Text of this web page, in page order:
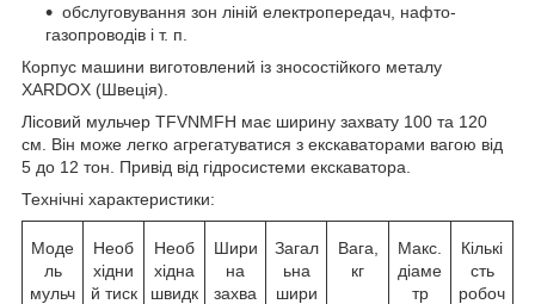
обслуговування зон ліній електропередач, нафто-
газопроводів і т. п.
Корпус машини виготовлений із зносостійкого металу
XARDOX (Швеція).
Лісовий мульчер TFVNMFH має ширину захвату 100 та 120
см. Він може легко агрегатуватися з екскаваторами вагою від
5 до 12 тон. Привід від гідросистеми екскаватора.
Технічні характеристики:
Моде
ль
мульч
Необ
хідни
й тиск
Необ
хідна
швидк
Шири
на
захва
Загал
ьна
шири
Вага,
кг
Макс.
діаме
тр
Кількі
сть
робоч